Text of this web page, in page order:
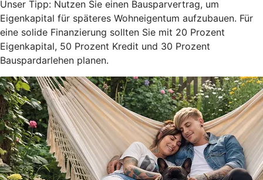
Unser Tipp: Nutzen Sie einen Bausparvertrag, um
Eigenkapital für späteres Wohneigentum aufzubauen. Für
eine solide Finanzierung sollten Sie mit 20 Prozent
Eigenkapital, 50 Prozent Kredit und 30 Prozent
Bauspardarlehen planen.